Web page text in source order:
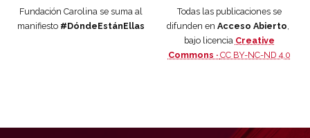
Fundación Carolina se suma al
manifiesto #DóndeEstánEllas
Todas las publicaciones se
difunden en Acceso Abierto,
bajo licencia Creative
Commons · CC BY-NC-ND 4.0